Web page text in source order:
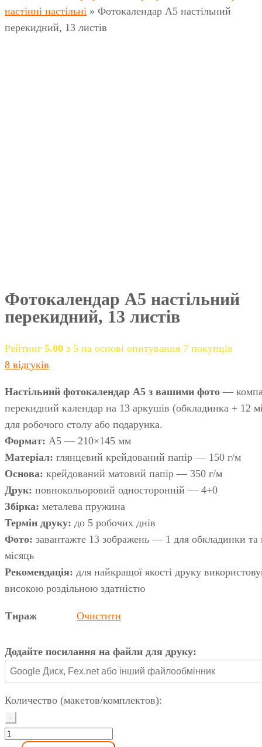
настінні настільні » Фотокалендар А5 настільний
перекидний, 13 листів
Фотокалендар А5 настільний
перекидний, 13 листів
Рейтинг 5.00 з 5 на основі опитування 7 покупців
8 відгуків
Настільний фотокалендар A5 з вашими фото —
перекидний календар на 13 аркушів (обкладинка + 12
для робочого столу або подарунка.
Формат: A5 — 210×145 мм
Матеріал: глянцевий крейдований папір — 150 г/м
Основа: крейдований матовий папір — 350 г/м
Друк: повнокольоровий односторонній — 4+0
Збірка: металева пружина
Термін друку: до 5 робочих днів
Фото: завантажте 13 зображень — 1 для обкладинки
місяць
Рекомендація: для найкращої якості друку
високою роздільною здатністю
Тираж Очистити
Додайте посилання на файли для друку:
Количество (макетов/комплектов):
-
Фотокалендар